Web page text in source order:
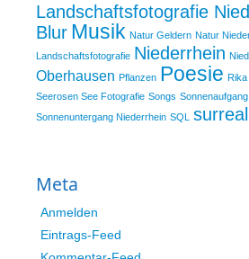
Landschaftsfotografie
Blur Musik Natur Geldern Natur
Landschaftsfotografie Niederrhein
Oberhausen Pflanzen Poesie Rika
Seerosen See Fotografie Songs
Sonnenuntergang Niederrhein SQL surreal
Meta
Anmelden
Eintrags-Feed